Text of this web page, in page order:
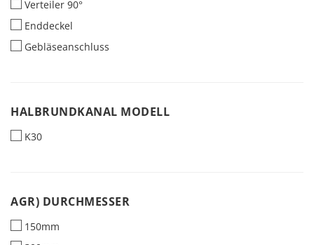
Verteiler 90°
Enddeckel
Gebläseanschluss
HALBRUNDKANAL
HALBRUNDKANAL MODELL
K30
AGR)
AGR) DURCHMESSER
150mm